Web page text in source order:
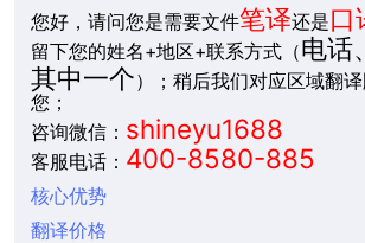
您好，请问您是需要文件笔译还是口
留下您的姓名+地区+联系方式（电话
其中一个）；稍后我们对应区域翻
您；
咨询微信： shineyu1688
客服电话： 400-8580-885
核心优势
翻译价格